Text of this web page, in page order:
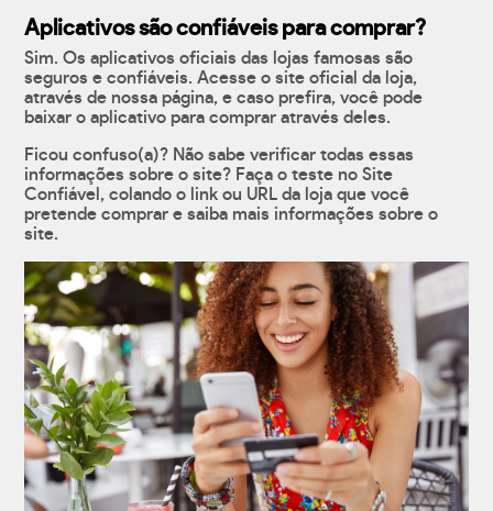
Aplicativos são confiáveis para comprar?
Sim. Os aplicativos oficiais das lojas famosas são
seguros e confiáveis. Acesse o site oficial da loja,
através de nossa página, e caso prefira, você pode
baixar o aplicativo para comprar através deles.
Ficou confuso(a)? Não sabe verificar todas essas
informações sobre o site? Faça o teste no Site
Confiável, colando o link ou URL da loja que você
pretende comprar e saiba mais informações sobre o
site.